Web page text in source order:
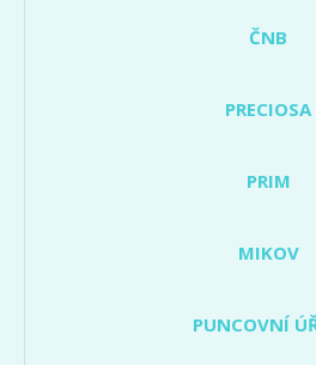
ČNB
PRECIOSA
PRIM
MIKOV
PUNCOVNÍ